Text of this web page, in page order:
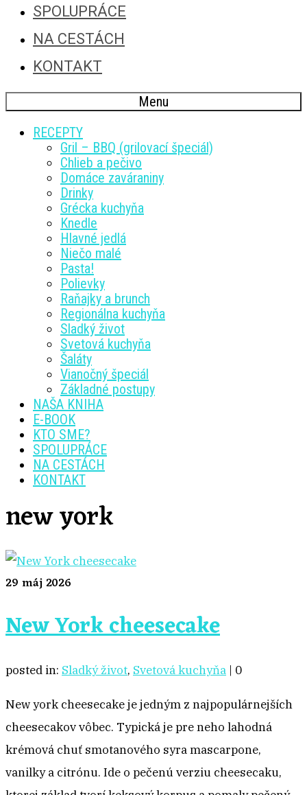
SPOLUPRÁCE
NA CESTÁCH
KONTAKT
Menu
RECEPTY
Gril – BBQ (grilovací špeciál)
Chlieb a pečivo
Domáce zaváraniny
Drinky
Grécka kuchyňa
Knedle
Hlavné jedlá
Niečo malé
Pasta!
Polievky
Raňajky a brunch
Regionálna kuchyňa
Sladký život
Svetová kuchyňa
Šaláty
Vianočný špeciál
Základné postupy
NAŠA KNIHA
E-BOOK
KTO SME?
SPOLUPRÁCE
NA CESTÁCH
KONTAKT
new york
29 máj 2026
New York cheesecake
posted in: Sladký život, Svetová kuchyňa | 0
New york cheesecake je jedným z najpopulárnejších
cheesecakov vôbec. Typická je pre neho lahodná
krémová chuť smotanového syra mascarpone,
vanilky a citrónu. Ide o pečenú verziu cheesecaku,